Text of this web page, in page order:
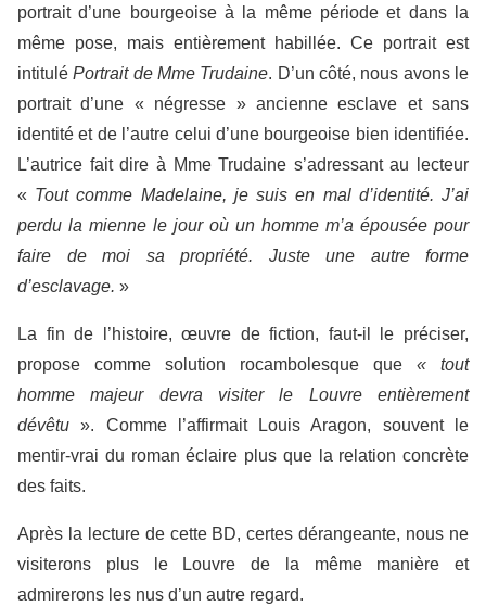
portrait d’une bourgeoise à la même période et dans la
même pose, mais entièrement habillée. Ce portrait est
intituléPortrait de Mme Trudaine. D’un côté, nous avons le
portrait d’une « négresse » ancienne esclave et sans
identité et de l’autre celui d’une bourgeoise bien identifiée.
L’autrice fait dire à Mme Trudaine s’adressant au lecteur
« Tout comme Madelaine, je suis en mal d’identité. J’ai
perdu la mienne le jour où un homme m’a épousée pour
faire de moi sa propriété. Juste une autre forme
d’esclavage. »
La fin de l’histoire, œuvre de fiction, faut-il le préciser,
propose comme solution rocambolesque que « tout
homme majeur devra visiter le Louvre entièrement
dévêtu ». Comme l’affirmait Louis Aragon, souvent le
mentir-vrai du roman éclaire plus que la relation concrète
des faits.
Après la lecture de cette BD, certes dérangeante, nous ne
visiterons plus le Louvre de la même manière et
admirerons les nus d’un autre regard.